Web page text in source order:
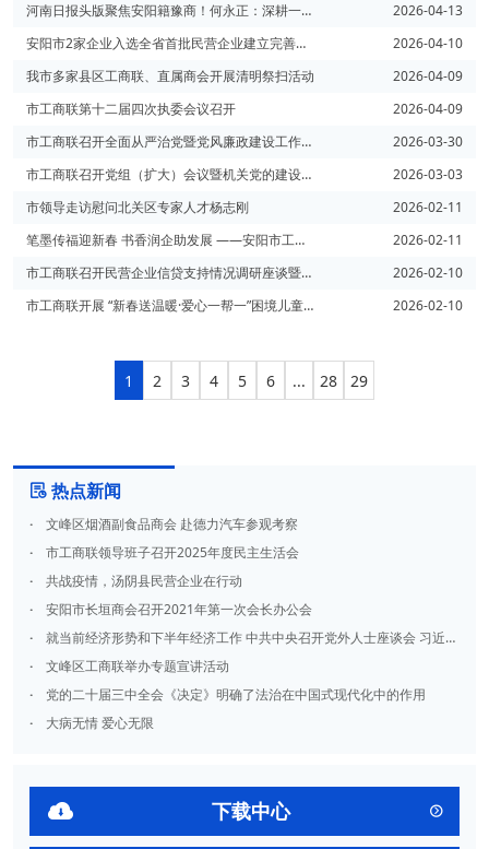
 热点新闻
· 文峰区烟酒副食品商会 赴德力汽车参观考察
· 市工商联领导班子召开2025年度民主生活会
· 共战疫情，汤阴县民营企业在行动
· 安阳市长垣商会召开2021年第一次会长办公会
· 就当前经济形势和下半年经济工作 中共中央召开党外人士座谈会 习近平主持并发表重要讲话
· 文峰区工商联举办专题宣讲活动
· 党的二十届三中全会《决定》明确了法治在中国式现代化中的作用
· 大病无情 爱心无限
 下载中心 
河南日报头版聚焦安阳籍豫商！何永正：深耕一行 跨界逆袭
2026-04-13
安阳市2家企业入选全省首批民营企业建立完善现代企业制度典型案例
2026-04-10
我市多家县区工商联、直属商会开展清明祭扫活动
2026-04-09
市工商联第十二届四次执委会议召开
2026-04-09
市工商联召开全面从严治党暨党风廉政建设工作会议
2026-03-30
市工商联召开党组（扩大）会议暨机关党的建设工作领导小组会议
2026-03-03
市领导走访慰问北关区专家人才杨志刚
2026-02-11
笔墨传福迎新春 书香润企助发展 ——安阳市工商联直属商会党委开展“书香迎春 翰墨同心”活动
2026-02-11
市工商联召开民营企业信贷支持情况调研座谈暨政策宣介会
2026-02-10
市工商联开展 “新春送温暖·爱心一帮一”困境儿童帮扶慰问
2026-02-10
1 2 3 4 5 6 ... 28 29